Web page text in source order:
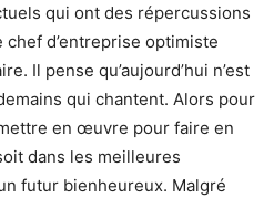
qui ont des répercussions
d’entreprise optimiste
Il pense qu’aujourd’hui n’est
qui chantent. Alors pour
en œuvre pour faire en
dans les meilleures
futur bienheureux. Malgré